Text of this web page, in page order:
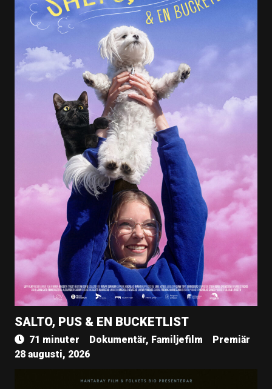
SALTO, PUS & EN BUCKETLIST
71 minuter Dokumentär, Familjefilm
Premiär
28 augusti, 2026